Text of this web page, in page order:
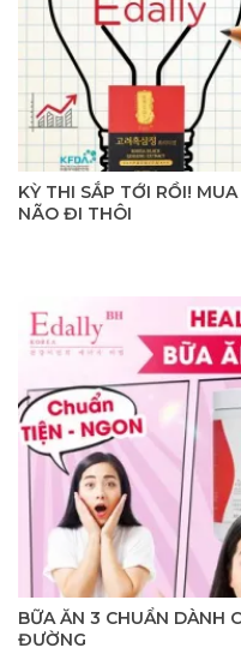
KỲ THI SẮP TỚI RỒI!
NÃO ĐI THÔI
BỮA ĂN 3 CHUẨN DÀNH
ĐƯỜNG